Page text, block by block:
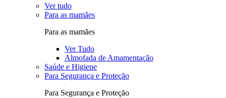
Ver tudo
Para as mamães
Para as mamães
Ver Tudo
Almofada de Amamentação
Saúde e Higiene
Para Segurança e Proteção
Para Segurança e Proteção